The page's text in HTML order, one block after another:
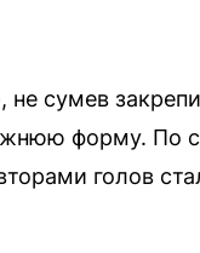
сумев
форму. По
голов